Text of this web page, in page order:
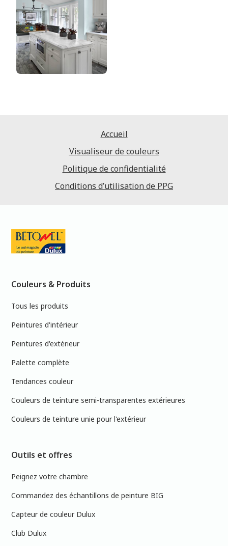
Accueil
Visualiseur de couleurs
Politique de confidentialité
Conditions d’utilisation de PPG
Couleurs & Produits
Tous les produits
Peintures d'intérieur
Peintures d'extérieur
Palette complète
Tendances couleur
Couleurs de teinture semi-transparentes extérieures
Couleurs de teinture unie pour l'extérieur
Outils et offres
Peignez votre chambre
Commandez des échantillons de peinture BIG
Capteur de couleur Dulux
Club Dulux